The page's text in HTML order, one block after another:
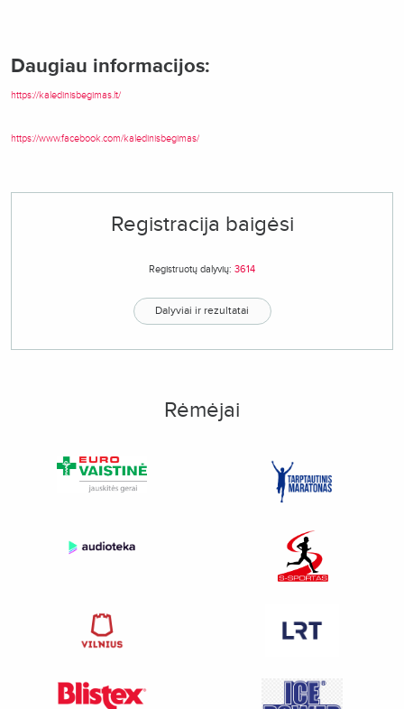
Daugiau informacijos:
https://kaledinisbegimas.lt/
https://www.facebook.com/kaledinisbegimas/
Registracija baigėsi
Registruotų dalyvių: 3614
Dalyviai ir rezultatai
Rėmėjai